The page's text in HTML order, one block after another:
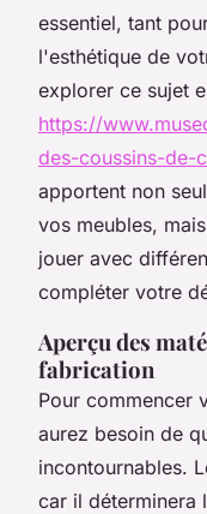
essentiel, tant
l'esthétique de
explorer ce sujet
https://
des-coussins-de-
apportent non
vos meubles,
jouer avec
compléter votre
Aperçu des
fabrication
Pour commencer
aurez besoin de
incontournables.
car il déterminera